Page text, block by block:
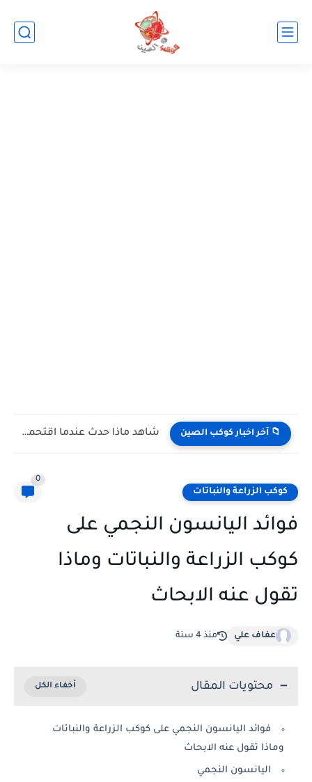
📁 آخر اخبار كوكب الصين شاهد كيف يتغلب النمس على الكوبرا في مواجهة تعتمد على...
كوكب الزراعة والنباتات
0
فوائد اليانسون النجمي على
كوكب الزراعة والنباتات وماذا
تقول عنه الابحاث
عفاف علي منذ 4 سنة
محتويات المقال
فوائد اليانسون النجمي على كوكب الزراعة والنباتات
وماذا تقول عنه الابحاث
اليانسون النجمي